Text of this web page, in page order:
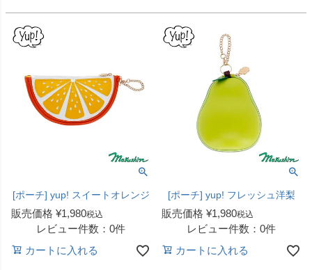
[ポーチ] yup! スイートオレンジ
販売価格 ¥1,980税込
レビュー件数：0件
カートに入れる
[ポーチ] yup! フレッシュ洋梨
販売価格 ¥1,980税込
レビュー件数：0件
カートに入れる